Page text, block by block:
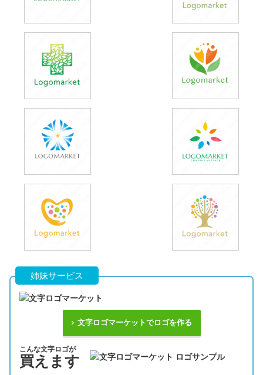
姉妹サービス
文字ロゴマーケットでロゴを作る
こんな文字ロゴが
買えます